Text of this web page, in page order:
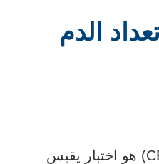
الدم
تعداد الدم الكامل (CBC) هو اختبار يقيس